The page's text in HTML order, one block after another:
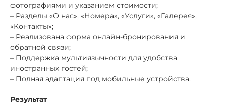
фотографиями и указанием стоимости;
– Разделы «О нас», «Номера», «Услуги», «Галерея»,
«Контакты»;
– Реализована форма онлайн-бронирования и
обратной связи;
– Поддержка мультиязычности для удобства
иностранных гостей;
– Полная адаптация под мобильные устройства.
Результат